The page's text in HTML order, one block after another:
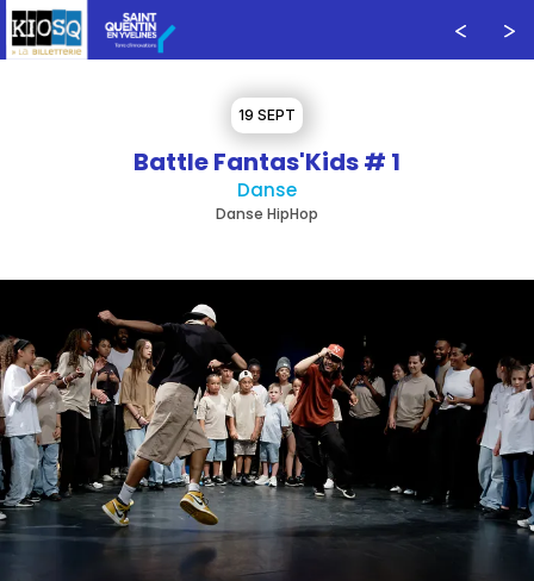
19 SEPT
Battle Fantas'Kids # 1
Danse
Danse HipHop